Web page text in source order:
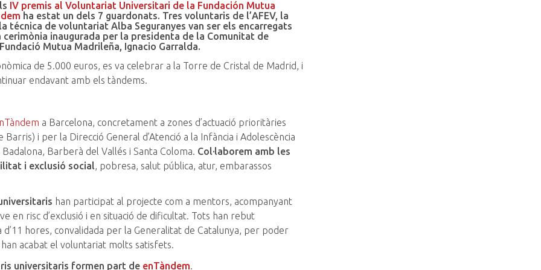
IV premis al Voluntariat Universitari de la Fundación Mutua
ha estat un dels 7 guardonats. Tres voluntaris de l’AFEV, la
técnica de voluntariat Alba Seguranyes van ser els encarregats
inaugurada per la presidenta de la Comunitat de
Mutua Madrileña, Ignacio Garralda.
de 5.000 euros, es va celebrar a la Torre de Cristal de Madrid, i
endavant amb els tàndems.
a Barcelona, concretament a zones d’actuació prioritàries
i per la Direcció General d’Atenció a la Infància i Adolescència
Barberà del Vallés i Santa Coloma. Col·laborem amb les
i exclusió social, pobresa, salut pública, atur, embarassos
han participat al projecte com a mentors, acompanyant
en risc d’exclusió i en situació de dificultat. Tots han rebut
hores, convalidada per la Generalitat de Catalunya, per poder
acabat el voluntariat molts satisfets.
universitaris formen part de enTàndem.